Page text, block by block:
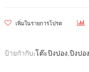
เพิ่มในรายการโปรด
ป้ายกำกับ:โต๊ะปิงปอง,ปิงปอง